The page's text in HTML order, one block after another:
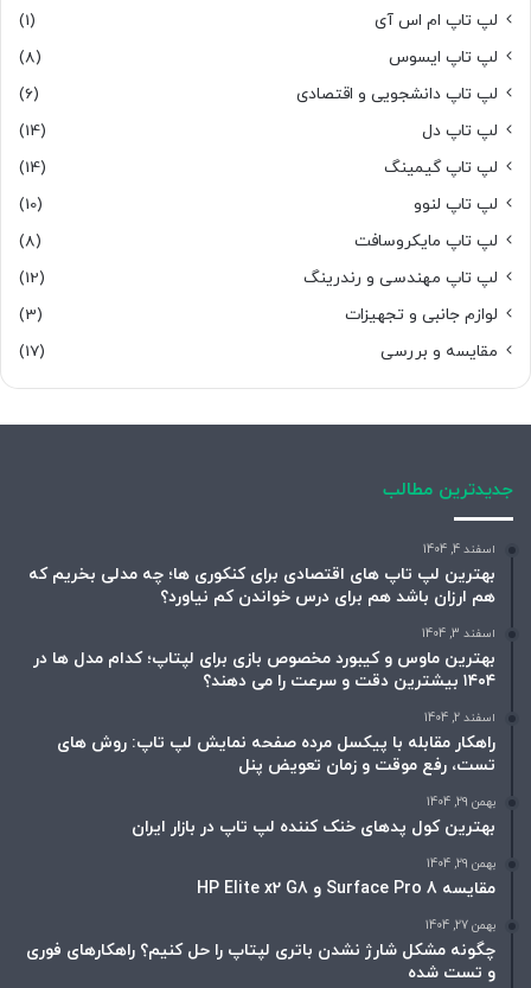
لپ تاپ ام اس آی
(1)
لپ تاپ ایسوس
(8)
لپ تاپ دانشجویی و اقتصادی
(6)
لپ تاپ دل
(14)
لپ تاپ گیمینگ
(14)
لپ تاپ لنوو
(10)
لپ تاپ مایکروسافت
(8)
لپ تاپ مهندسی و رندرینگ
(12)
لوازم جانبی و تجهیزات
(3)
مقایسه و بررسی
(17)
جدیدترین مطالب
اسفند 4, 1404
بهترین لپ تاپ های اقتصادی برای کنکوری ها؛ چه مدلی بخریم که
هم ارزان باشد هم برای درس خواندن کم نیاورد؟
اسفند 3, 1404
بهترین ماوس و کیبورد مخصوص بازی برای لپتاپ؛ کدام مدل ها در
۱۴۰۴ بیشترین دقت و سرعت را می دهند؟
اسفند 2, 1404
راهکار مقابله با پیکسل مرده صفحه نمایش لپ تاپ: روش های
تست، رفع موقت و زمان تعویض پنل
بهمن 29, 1404
بهترین کول پدهای خنک کننده لپ تاپ در بازار ایران
بهمن 29, 1404
مقایسه Surface Pro 8 و HP Elite x2 G8
بهمن 27, 1404
چگونه مشکل شارژ نشدن باتری لپتاپ را حل کنیم؟ راهکارهای فوری
و تست شده